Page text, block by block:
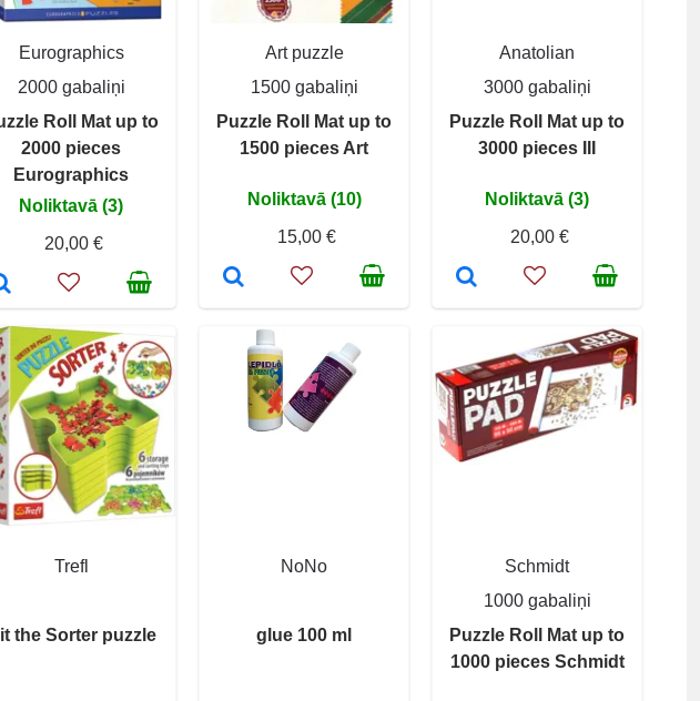
Eurographics
2000 gabaliņi
Roll Mat up to
2000 pieces
Eurographics
Noliktavā (3)
20,00 €
Art puzzle
1500 gabaliņi
Puzzle Roll Mat up to
1500 pieces Art
Noliktavā (10)
15,00 €
Anatolian
3000 gabaliņi
Puzzle Roll Mat up to
3000 pieces III
Noliktavā (3)
20,00 €
Trefl
the Sorter puzzle
NoNo
glue 100 ml
Schmidt
1000 gabaliņi
Puzzle Roll Mat up to
1000 pieces Schmidt